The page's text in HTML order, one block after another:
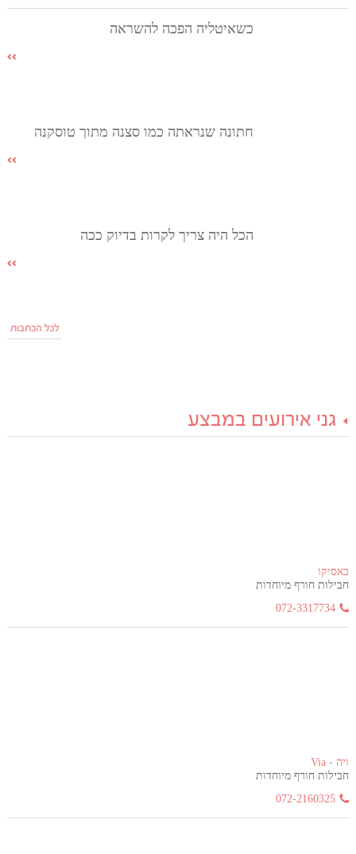
כשאיטליה הפכה להשראה
חתונה שנראתה כמו סצנה מתוך טוסקנה
הכל היה צריך לקרות בדיוק ככה
לכל הכתבות
גני אירועים במבצע
באסיקו
חבילות חורף מיוחדות
072-3317734
ויה - Via
חבילות חורף מיוחדות
072-2160325